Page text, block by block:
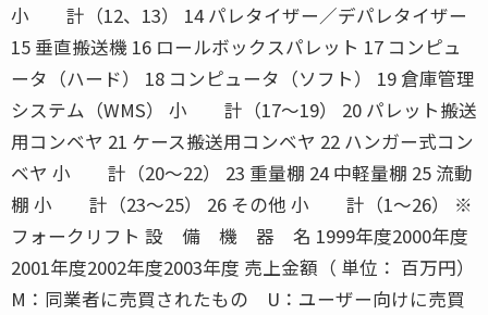
小 計（12、13） 14 パレタイザー／デパレタイザー
15 垂直搬送機 16 ロールボックスパレット 17 コンピュ
ータ（ハード） 18 コンピュータ（ソフト） 19 倉庫管理
システム（WMS） 小 計（17〜19） 20 パレット搬送
用コンベヤ 21 ケース搬送用コンベヤ 22 ハンガー式コン
ベヤ 小 計（20〜22） 23 重量棚 24 中軽量棚 25 流動
棚 小 計（23〜25） 26 その他 小 計（1〜26） ※
フォークリフト 設 備 機 器 名 1999年度2000年度
2001年度2002年度2003年度 売上金額（ 単位： 百万円）
M：同業者に売買されたもの U：ユーザー向けに売買